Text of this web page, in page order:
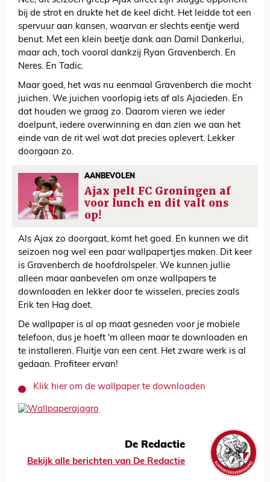
bij de strot en drukte het de keel dicht. Het leidde tot een
spervuur aan kansen, waarvan er slechts eentje werd
benut. Met een klein beetje dank aan Damil Dankerlui,
maar ach, toch vooral dankzij Ryan Gravenberch. En
Neres. En Tadic.
Maar goed, het was nu eenmaal Gravenberch die mocht
juichen. We juichen voorlopig iets af als Ajacieden. En
dat houden we graag zo. Daarom vieren we ieder
doelpunt, iedere overwinning en dan zien we aan het
einde van de rit wel wat dat precies oplevert. Lekker
doorgaan zo.
AANBEVOLEN
Ajax pelt FC Groningen af
voor lunch en dit valt ons
op!
Als Ajax zo doorgaat, komt het goed. En kunnen we dit
seizoen nog wel een paar wallpapertjes maken. Dit keer
is Gravenberch de hoofdrolspeler. We kunnen jullie
alleen maar aanbevelen om onze wallpapers te
downloaden en lekker door te wisselen, precies zoals
Erik ten Hag doet.
De wallpaper is al op maat gesneden voor je mobiele
telefoon, dus je hoeft 'm alleen maar te downloaden en
te installeren. Fluitje van een cent. Het zware werk is al
gedaan. Profiteer ervan!
Klik hier om de wallpaper te downloaden
De Redactie
Bekijk alle berichten van De Redactie